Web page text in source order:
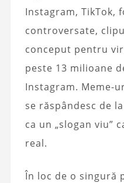
Instagram, TikTok,
controversate,
conceput pentru
peste 13 milioane
Instagram. Meme-
se răspândesc de
ca un „slogan viu”
real.
În loc de o singură